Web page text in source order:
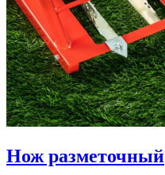
Нож разметочный